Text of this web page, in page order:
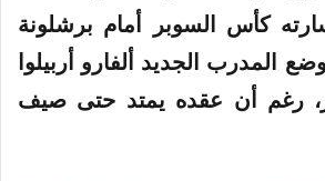
كأس السوبر أمام برشلونة
وضع المدرب الجديد ألفارو أربيلوا
رغم أن عقده يمتد حتى صيف